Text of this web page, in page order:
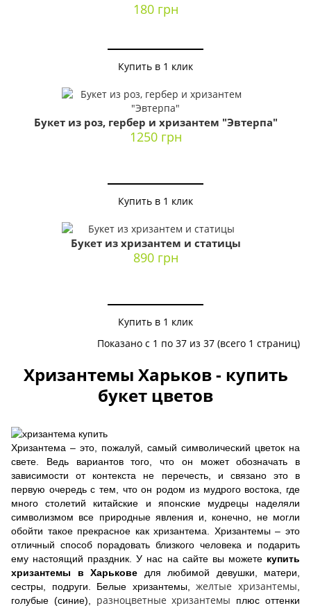
180 грн
Купить в 1 клик
Букет из роз, гербер и хризантем "Эвтерпа"
1250 грн
Купить в 1 клик
Букет из хризантем и статицы
890 грн
Купить в 1 клик
Показано с 1 по 37 из 37 (всего 1 страниц)
Хризантемы Харьков - купить
букет цветов
Хризантема – это, пожалуй, самый символический цветок на
свете. Ведь вариантов того, что он может обозначать в
зависимости от контекста не перечесть, и связано это в
первую очередь с тем, что он родом из мудрого востока, где
много столетий китайские и японские мудрецы наделяли
символизмом все природные явления и, конечно, не могли
обойти такое прекрасное как хризантема. Хризантемы – это
отличный способ порадовать близкого человека и подарить
ему настоящий праздник. У нас на сайте вы можете купить
хризантемы в Харькове для любимой девушки, матери,
сестры, подруги. Белые хризантемы,желтые хризантемы
голубые (синие), разноцветные хризантемы плюс оттенки